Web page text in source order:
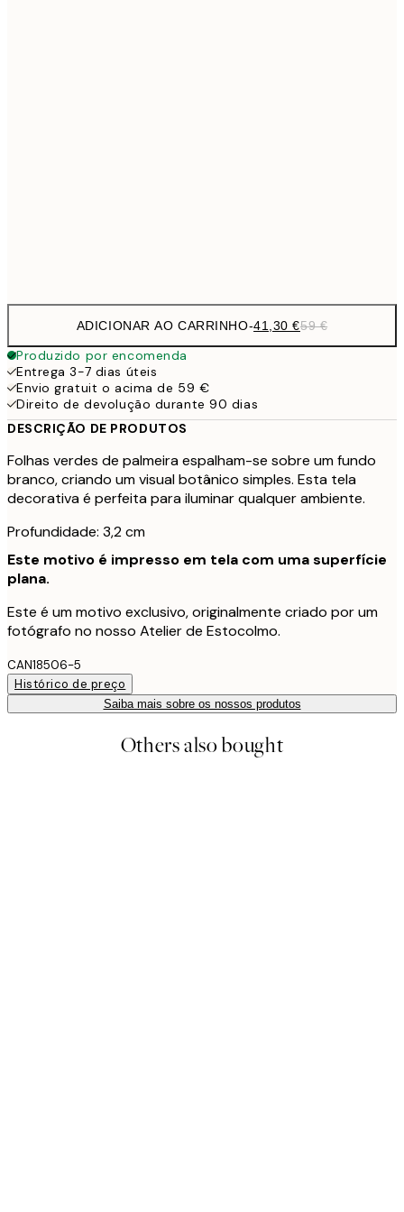
ADICIONAR AO CARRINHO-41,30 €59 €
Produzido por encomenda
Entrega 3-7 dias úteis
Envio gratuit o acima de 59 €
Direito de devolução durante 90 dias
DESCRIÇÃO DE PRODUTOS
Folhas verdes de palmeira espalham-se sobre um fundo
branco, criando um visual botânico simples. Esta tela
decorativa é perfeita para iluminar qualquer ambiente.
Profundidade: 3,2 cm
Este motivo é impresso em tela com uma superfície
plana.
Este é um motivo exclusivo, originalmente criado por um
fotógrafo no nosso Atelier de Estocolmo.
CAN18506-5
Histórico de preço
Saiba mais sobre os nossos produtos
Others also bought